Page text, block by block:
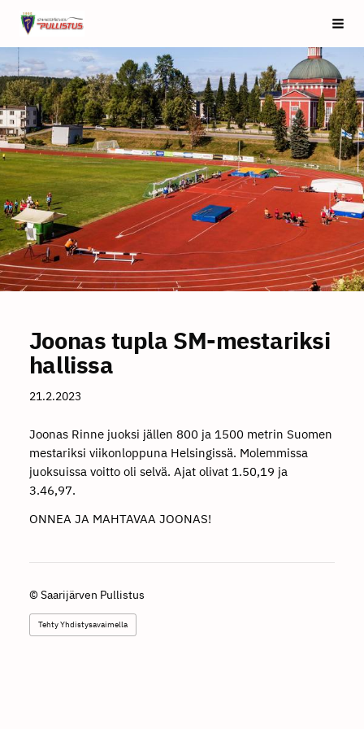
Siirry
sivun
sisältöön
Saarijärven Pullistus
Joonas tupla SM-mestariksi
hallissa
21.2.2023
Joonas Rinne juoksi jällen 800 ja 1500 metrin Suomen
mestariksi viikonloppuna Helsingissä. Molemmissa
juoksuissa voitto oli selvä. Ajat olivat 1.50,19 ja
3.46,97.
ONNEA JA MAHTAVAA JOONAS!
© Saarijärven Pullistus
Tehty Yhdistysavaimella